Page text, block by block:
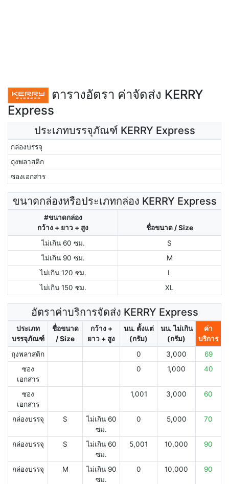
ตารางอัตรา ค่าจัดส่ง KERRY
Express
ประเภทบรรจุภัณฑ์ KERRY Express
กล่องบรรจุ
ถุงพลาสติก
ซองเอกสาร
ขนาดกล่องหรือประเภทกล่อง KERRY Express
#ขนาดกล่อง
กว้าง + ยาว + สูง
ชื่อขนาด / Size
ไม่เกิน 60 ซม.
S
ไม่เกิน 90 ซม.
M
ไม่เกิน 120 ซม.
L
ไม่เกิน 150 ซม.
XL
อัตราค่าบริการจัดส่ง KERRY Express
ประเภท
บรรจุภัณฑ์
ชื่อขนาด
/ Size
กว้าง +
ยาว + สูง
นน. ตั้งแต่
(กรัม)
นน. ไม่เกิน
(กรัม)
ค่า
บริการ
ถุงพลาสติก
0 3,000
69
ซอง
เอกสาร
0 1,000 40
ซอง
เอกสาร
1,001 3,000 60
กล่องบรรจุ S
ไม่เกิน 60
ซม.
0 5,000 70
กล่องบรรจุ S
ไม่เกิน 60
ซม.
5,001 10,000 90
กล่องบรรจุ M
ไม่เกิน 90
ซม.
0 10,000 90